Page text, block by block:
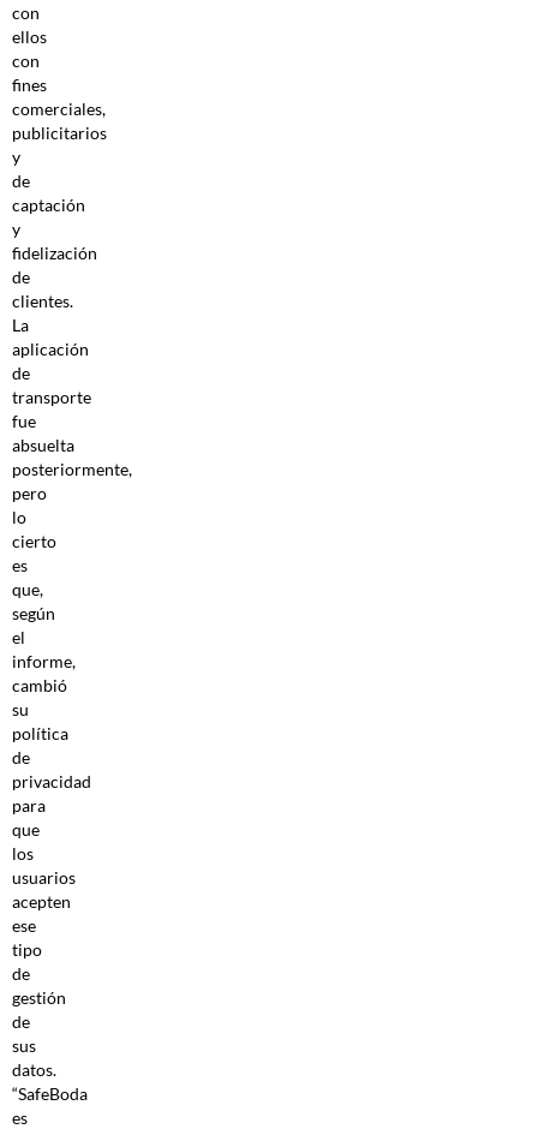
con
ellos
con
fines
comerciales,
publicitarios
y
de
captación
y
fidelización
de
clientes.
La
aplicación
de
transporte
fue
absuelta
posteriormente,
pero
lo
cierto
es
que,
según
el
informe,
cambió
su
política
de
privacidad
para
que
los
usuarios
acepten
ese
tipo
de
gestión
de
sus
datos.
“SafeBoda
es